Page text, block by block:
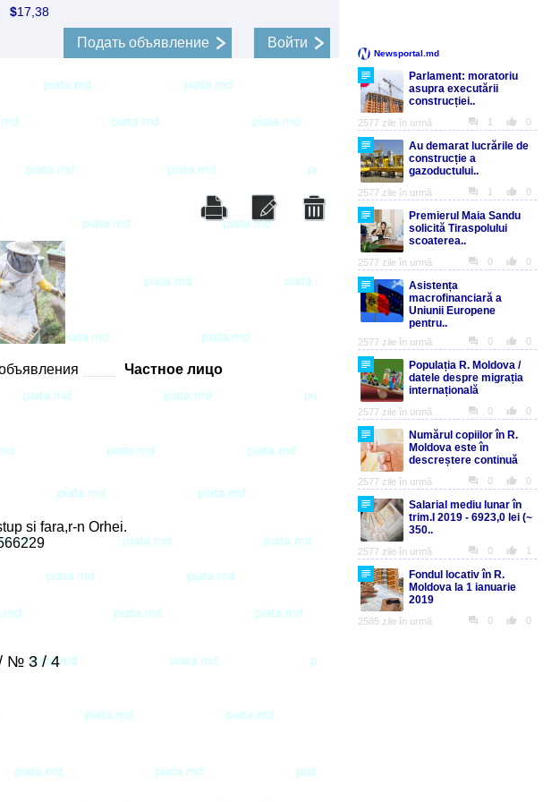
$17,38
Подать объявление Войти
Частное лицо
si fara,r-n Orhei.
№ 3 / 4